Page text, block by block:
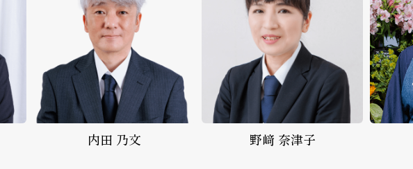
野﨑 奈津子 生花事業部